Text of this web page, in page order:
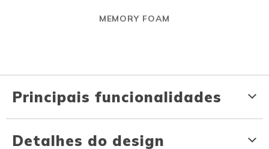
MEMORY FOAM
Principais funcionalidades
Detalhes do design